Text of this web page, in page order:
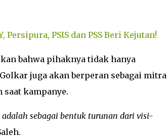
PSIS dan PSS Beri Kejutan!
bahwa pihaknya tidak hanya
juga akan berperan sebagai mitra
kampanye.
adalah sebagai bentuk turunan dari visi-